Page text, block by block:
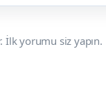
yorumu siz yapın.